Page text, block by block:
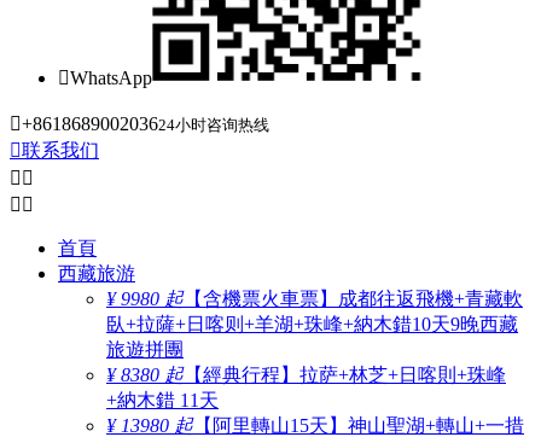
WhatsApp
+861868900203624小时咨询热线
联系我们
 
 
首頁
西藏旅游
¥ 9980 起【含機票火車票】成都往返飛機+青藏軟
臥+拉薩+日喀则+羊湖+珠峰+納木錯10天9晚西藏
旅遊拼團
¥ 8380 起【經典行程】拉萨+林芝+日喀則+珠峰
+納木錯 11天
¥ 13980 起【阿里轉山15天】神山聖湖+轉山+一措